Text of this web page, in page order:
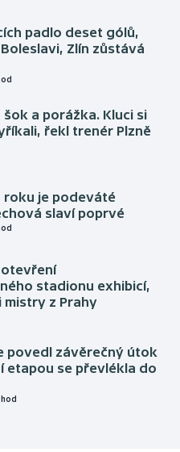
padlo deset gólů,
Zlín zůstává
šok a porážka. Kluci si
řekl trenér Plzně
roku je podeváté
slaví poprvé
stadionu exhibicí,
mistry z Prahy
povedl závěrečný útok
etapou se převlékla do